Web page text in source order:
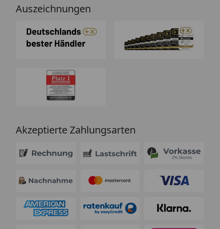
Auszeichnungen
Akzeptierte Zahlungsarten